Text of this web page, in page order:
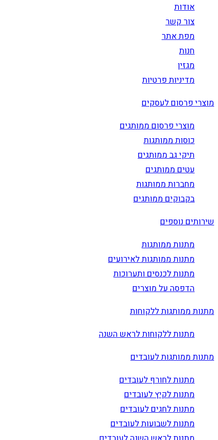
אודות
צור קשר
מפת אתר
חנות
מגזין
מדיניות פרטיות
מוצרי פרסום לעסקים
מוצרי פרסום ממותגים
כוסות ממותגות
תיקי גב ממותגים
עטים ממותגים
מחברות ממותגות
בקבוקים ממותגים
שירותים נוספים
מתנות ממותגות
מתנות ממותגות לאירועים
מתנות לכנסים ותערוכות
הדפסה על מוצרים
מתנות ממותגות ללקוחות
מתנות ללקוחות לראש השנה
מתנות ממותגות לעובדים
מתנות לחורף לעובדים
מתנות לקיץ לעובדים
מתנות לחגים לעובדים
מתנות לשבועות לעובדים